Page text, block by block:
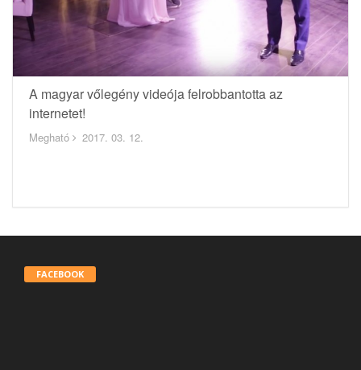
A magyar vőlegény videója felrobbantotta az
internetet!
Megható 2017. 03. 12.
FACEBOOK